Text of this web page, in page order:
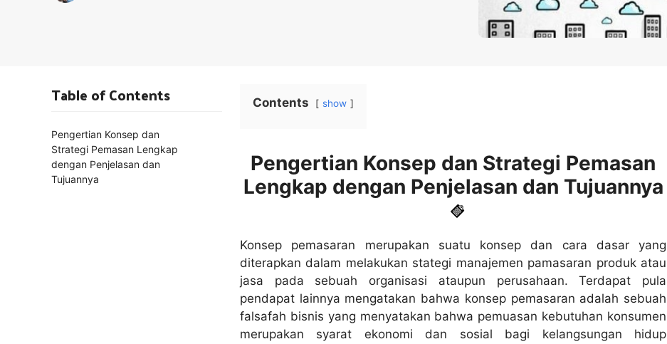
Contents show
Pengertian Konsep dan Strategi Pemasan
Lengkap dengan Penjelasan dan Tujuannya
Konsep pemasaran merupakan suatu konsep dan cara dasar yang
diterapkan dalam melakukan stategi manajemen pamasaran produk atau
jasa pada sebuah organisasi ataupun perusahaan. Terdapat pula
pendapat lainnya mengatakan bahwa konsep pemasaran adalah sebuah
falsafah bisnis yang menyatakan bahwa pemuasan kebutuhan konsumen
merupakan syarat ekonomi dan sosial bagi kelangsungan hidup
Table of Contents
Pengertian Konsep dan
Strategi Pemasan Lengkap
dengan Penjelasan dan
Tujuannya